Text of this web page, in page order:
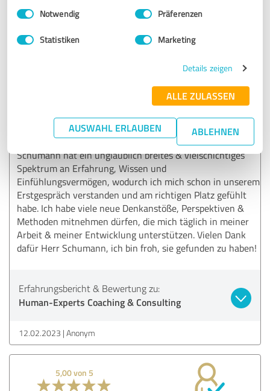
Impressum Datenschutzbestimmungen
Einwilligungsauswahl
Notwendig Präferenzen
Statistiken Marketing
Details zeigen
ALLE ZULASSEN
AUSWAHL ERLAUBEN ABLEHNEN
Empfehlung
Das mehrmonatige Coaching bei Herrn Schumann hat mich
beruflich & auch persönlich sehr viel Neues gelehrt. Herr
Schumann hat ein unglaublich breites & vielschichtiges
Spektrum an Erfahrung, Wissen und
Einfühlungsvermögen, wodurch ich mich schon in unserem
Erstgespräch verstanden und am richtigen Platz gefühlt
habe. Ich habe viele neue Denkanstöße, Perspektiven &
Methoden mitnehmen dürfen, die mich täglich in meiner
Arbeit & meiner Entwicklung unterstützen. Vielen Dank
dafür Herr Schumann, ich bin froh, sie gefunden zu haben!
Erfahrungsbericht & Bewertung zu:
Human-Experts Coaching & Consulting
12.02.2023 Anonym
5,00 von 5